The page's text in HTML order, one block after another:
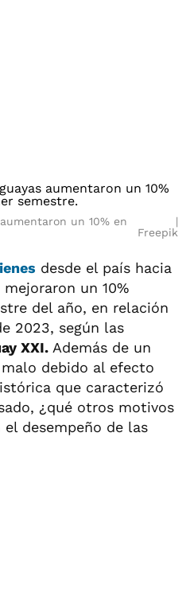
un 10% en
Freepik
desde el país hacia
un 10%
del año, en relación
2023, según las
XXI. Además de un
debido al efecto
que caracterizó
¿qué otros motivos
desempeño de las